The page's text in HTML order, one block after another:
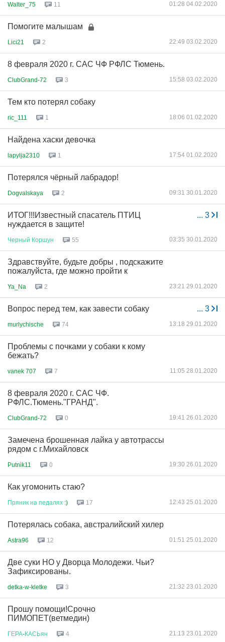
Walter_75 11 01:28 04.02.2020
Помогите малышам
Lici21 2 22:49 03.02.2020
8 февраля 2020 г. САС ЧФ РФЛС Тюмень.
ClubGrand-72 3 15:58 03.02.2020
Тем кто потерял собаку
ric_111 1 18:06 01.02.2020
Найдена хаски девочка
lapylja2310 1 17:54 01.02.2020
Потерялся чёрный лабрадор!
Dogvalskaya 2 09:31 30.01.2020
... 3
ИТОГ!!!Известный спасатель ПТИЦ
нуждается в защите!
Черный Коршун 55 03:35 30.01.2020
Здравствуйте, будьте добры , подскажите
пожалуйста, где можно пройти к
Ya_Na 2 23:21 29.01.2020
... 3
Вопрос перед тем, как завести собаку
murlychische 74 13:18 29.01.2020
Проблемы с почками у собаки к кому
бежать?
vanek 707 7 11:05 28.01.2020
8 февраля 2020 г. САС ЧФ.
РФЛС.Тюмень."ГРАНД".
ClubGrand-72 0 19:41 26.01.2020
Замечена брошенная лайка у автотрассы
рядом с г.Михайловск
Putnik11 0 19:30 26.01.2020
Как угомонить стаю?
Пряник на педалях :) 17 12:43 25.01.2020
Потерялась собака, австралийский хилер
Astra96 12 01:51 25.01.2020
Две суки НО у Дворца Молодежи. Чьи?
Зафиксированы.
detka-w-kletke 3 21:32 23.01.2020
Прошу помощи!Срочно
ПИМОПЕТ(ветмедин)
ГЕРА-КАСЬян 4 21:13 23.01.2020